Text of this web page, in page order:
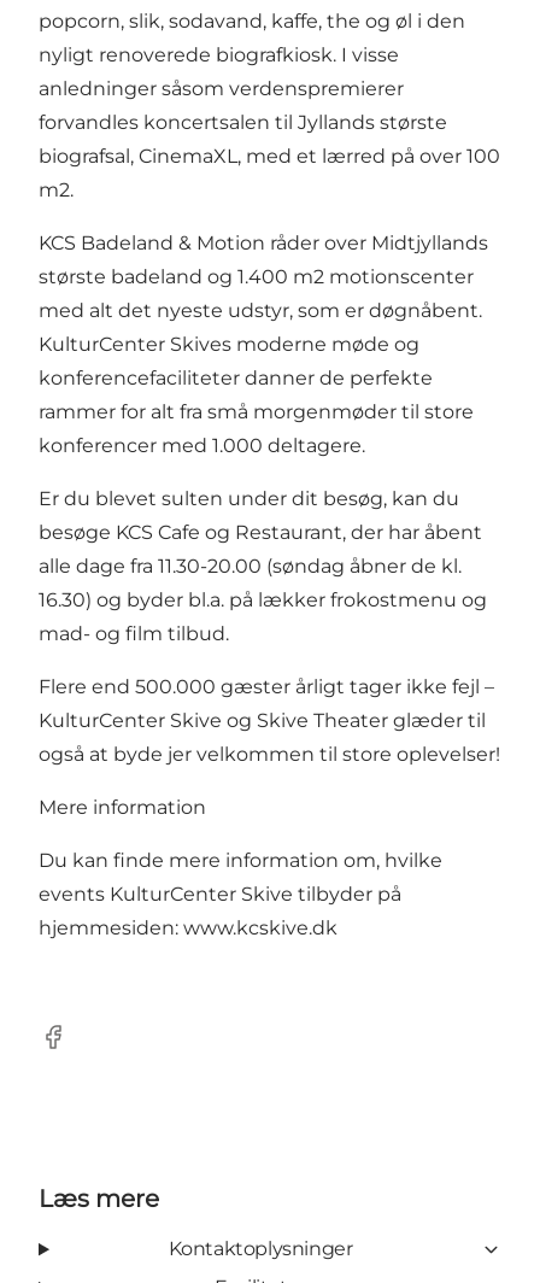
popcorn, slik, sodavand, kaffe, the og øl i den
nyligt renoverede biografkiosk. I visse
anledninger såsom verdenspremierer
forvandles koncertsalen til Jyllands største
biografsal, CinemaXL, med et lærred på over 100
m2.
KCS Badeland & Motion råder over Midtjyllands
største badeland og 1.400 m2 motionscenter
med alt det nyeste udstyr, som er døgnåbent.
KulturCenter Skives moderne møde og
konferencefaciliteter danner de perfekte
rammer for alt fra små morgenmøder til store
konferencer med 1.000 deltagere.
Er du blevet sulten under dit besøg, kan du
besøge KCS Cafe og Restaurant, der har åbent
alle dage fra 11.30-20.00 (søndag åbner de kl.
16.30) og byder bl.a. på lækker frokostmenu og
mad- og film tilbud.
Flere end 500.000 gæster årligt tager ikke fejl –
KulturCenter Skive og Skive Theater glæder til
også at byde jer velkommen til store oplevelser!
Mere information
Du kan finde mere information om, hvilke
events KulturCenter Skive tilbyder på
hjemmesiden: www.kcskive.dk
Facebook
Læs mere
Kontaktoplysninger